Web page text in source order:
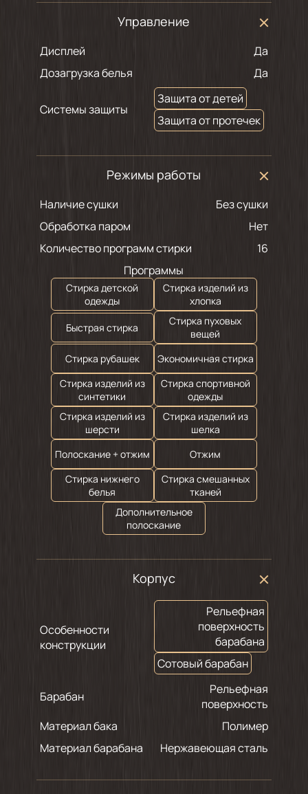
Управление
Дисплей
Да
Дозагрузка белья
Да
Системы защиты
Защита от детей
Защита от протечек
Режимы работы
Наличие сушки
Без сушки
Обработка паром
Нет
Количество программ стирки
16
Программы
Стирка детской
одежды
Стирка изделий из
хлопка
Быстрая стирка
Стирка пуховых
вещей
Стирка рубашек
Экономичная стирка
Стирка изделий из
синтетики
Стирка спортивной
одежды
Стирка изделий из
шерсти
Стирка изделий из
шелка
Полоскание + отжим
Отжим
Стирка нижнего
белья
Стирка смешанных
тканей
Дополнительное
полоскание
Корпус
Особенности
конструкции
Рельефная
поверхность
барабана
Сотовый барабан
Барабан
Рельефная
поверхность
Материал бака
Полимер
Материал барабана
Нержавеющая сталь